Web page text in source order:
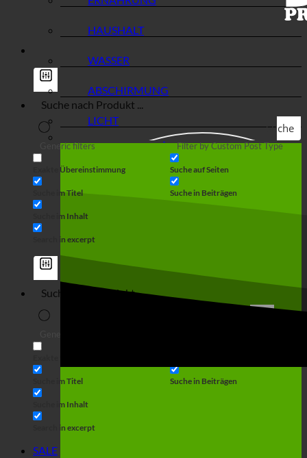
Suche
Generic filters
Exakte Übereinstimmung
Suche im Titel
Suche im Inhalt
Search in excerpt
Filter by Custom Post Type
Suche auf Seiten
Suche in Beiträgen
Suche im Titel
Suche im Inhalt
Search in excerpt
Suche in Beiträgen
SALE
HAUSHALT
WASSER
ABSCHIRMUNG
LICHT